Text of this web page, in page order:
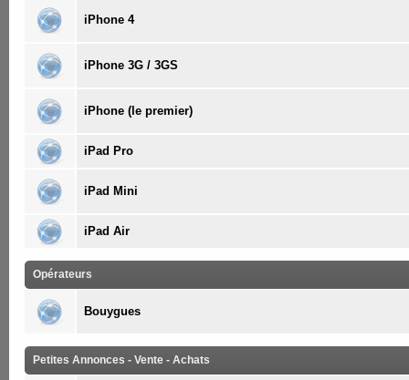
iPhone 4
iPhone 3G / 3GS
iPhone (le premier)
iPad Pro
iPad Mini
iPad Air
Opérateurs
Bouygues
Petites Annonces - Vente - Achats